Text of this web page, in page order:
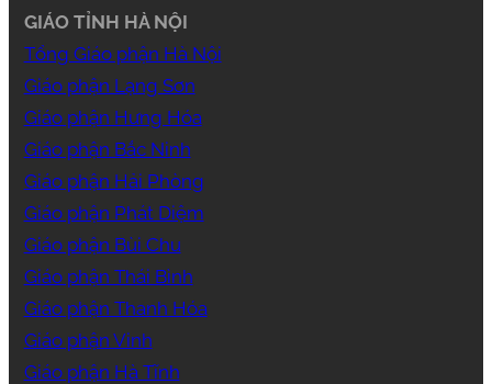
GIÁO TỈNH HÀ NỘI
Tổng Giáo phận Hà Nội
Giáo phận Lạng Sơn
Giáo phận Hưng Hóa
Giáo phận Bắc Ninh
Giáo phận Hải Phòng
Giáo phận Phát Diệm
Giáo phận Bùi Chu
Giáo phận Thái Bình
Giáo phận Thanh Hóa
Giáo phận Vinh
Giáo phận Hà Tĩnh